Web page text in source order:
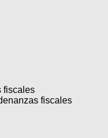
fiscales
fiscales